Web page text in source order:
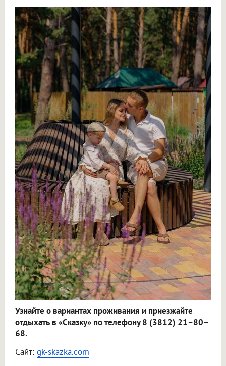
Узнайте о вариантах проживания и приезжайте
отдыхать в «Сказку» по телефону 8 (3812) 21–80–
68.
Сайт: gk-skazka.com